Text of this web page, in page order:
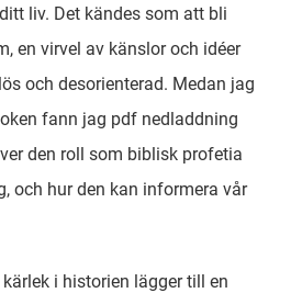
liv. Det kändes som att bli
en virvel av känslor och idéer
och desorienterad. Medan jag
fann jag pdf nedladdning
den roll som biblisk profetia
och hur den kan informera vår
i historien lägger till en